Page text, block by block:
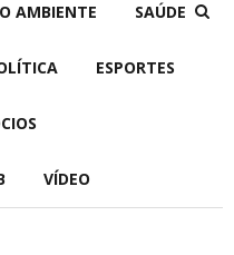
AMBIENTE SAÚDE
ESPORTES
VÍDEO